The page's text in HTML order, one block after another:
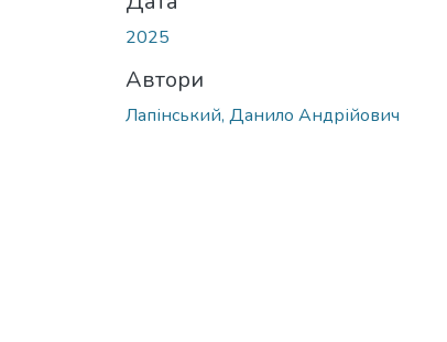
2025
Автори
Лапінський, Данило Андрійович